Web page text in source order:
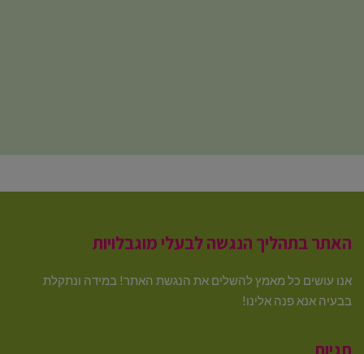
האתר בתהליך הנגשה לבעלי מוגבלויות
אנו עושים כל מאמץ להשלים את הנגשת האתר! במידה ונתקלת
בבעיה אנא פנה אלינו!